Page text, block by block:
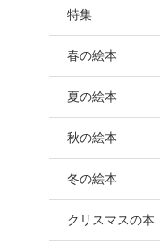
特集
春の絵本
夏の絵本
秋の絵本
冬の絵本
クリスマスの本